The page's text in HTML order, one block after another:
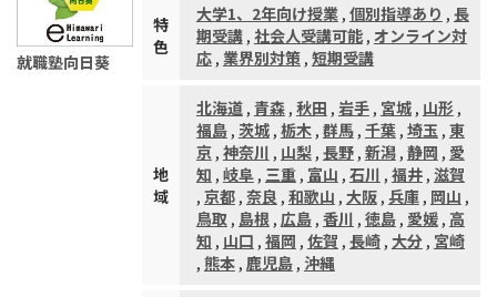
就職塾向日葵
特
色
大学1、2年向け授業, 個別指導あり , 長
期受講, 社会人受講可能, オンライン対
応, 業界別対策, 短期受講
地
域
北海道, 青森, 秋田 , 岩手, 宮城, 山形 ,
福島, 茨城, 栃木, 群馬, 千葉, 埼玉 , 東
京 , 神奈川 , 山梨, 長野, 新潟, 静岡 , 愛
知 , 岐阜, 三重, 富山 , 石川 , 福井, 滋賀
, 京都, 奈良 , 和歌山 , 大阪, 兵庫, 岡山 ,
鳥取 , 島根, 広島, 香川 , 徳島, 愛媛, 高
知 , 山口 , 福岡 , 佐賀 , 長崎, 大分, 宮崎
, 熊本, 鹿児島, 沖縄